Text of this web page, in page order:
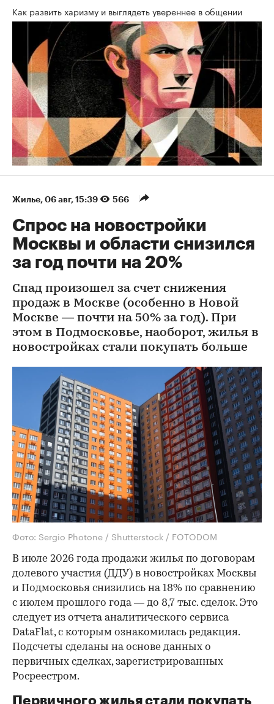
Как развить харизму и выглядеть увереннее в общении
Жилье 06 авг, 15:39 566
Спрос на новостройки
Москвы и области снизился
за год почти на 20%
Спад произошел за счет снижения
продаж в Москве (особенно в Новой
Москве — почти на 50% за год). При
этом в Подмосковье, наоборот, жилья в
новостройках стали покупать больше
Фото: Sergio Photone / Shutterstock / FOTODOM
В июле 2026 года продажи жилья по договорам
долевого участия (ДДУ) в новостройках Москвы
и Подмосковья снизились на 18% по сравнению
с июлем прошлого года — до 8,7 тыс. сделок. Это
следует из отчета аналитического сервиса
DataFlat, с которым ознакомилась редакция.
Подсчеты сделаны на основе данных о
первичных сделках, зарегистрированных
Росреестром.
Первичного жилья стали покупать